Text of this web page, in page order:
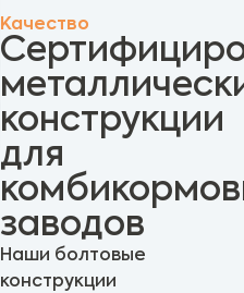
Качество
конструкции
для
заводов
Наши болтовые
конструкции